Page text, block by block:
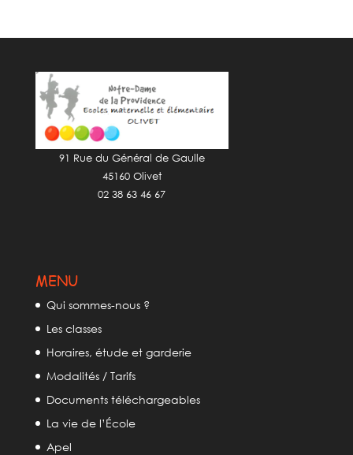
91 Rue du Général de Gaulle
45160 Olivet
02 38 63 46 67
MENU
Qui sommes-nous ?
Les classes
Horaires, étude et garderie
Modalités / Tarifs
Documents téléchargeables
La vie de l’École
Apel